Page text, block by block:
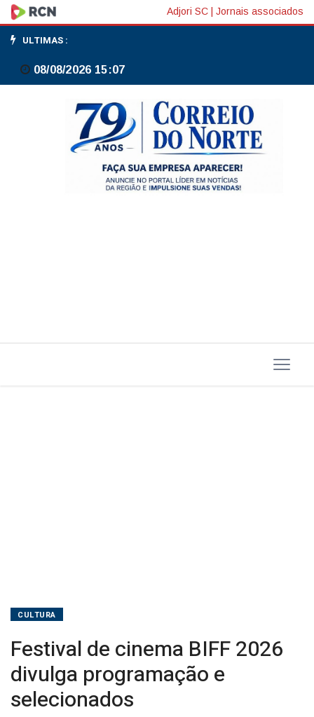
Festival
de
cinema
divulga
programação
Adjori SC Jornais associados
ULTIMAS :
08/08/2026 15:07
CULTURA
Festival de cinema BIFF 2026
divulga programação e
selecionados